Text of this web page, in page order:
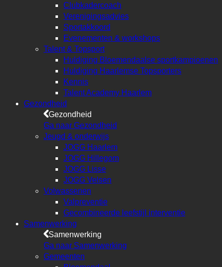
Clubkadercoach
Verenigingsadvies
Sportakkoord
Evenementen & workshops
Talent & Topsport
Huldiging Bloemendaalse sportkampioenen
Huldiging Haarlemse Topsporters
Kennis
Talent Academy Haarlem
Gezondheid
Gezondheid
Ga naar Gezondheid
Jeugd & onderwijs
JOGG Haarlem
JOGG Hillegom
JOGG Lisse
JOGG Velsen
Volwassenen
Valpreventie
Gecombineerde leefstijl interventie
Samenwerking
Samenwerking
Ga naar Samenwerking
Gemeenten